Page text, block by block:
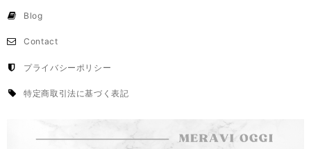
Blog
Contact
プライバシーポリシー
特定商取引法に基づく表記